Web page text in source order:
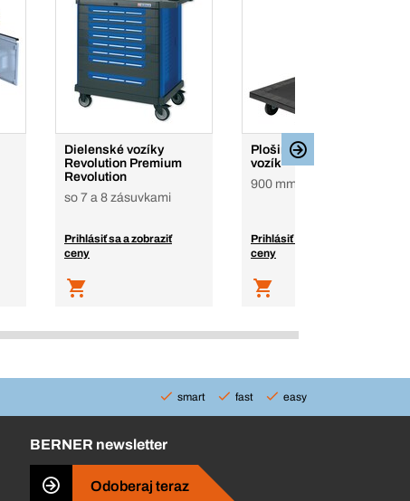
Dielenské vozíky
Revolution Premium
Revolution
so 7 a 8 zásuvkami
Prihlásiť sa a zobraziť
ceny
Plošinový, prepravný
vozík
900 mm
Prihlásiť sa a zobraziť
ceny
smart fast easy
BERNER newsletter
Odoberaj teraz